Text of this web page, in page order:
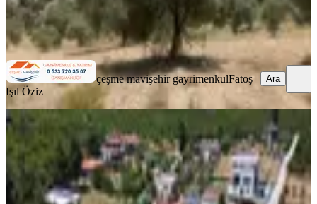
çeşme mavişehir gayrimenkul Fatoş Işıl Öziz
Ara
çeşme mavişehir gayrimenkulFatoş
Işıl Öziz
Ara
%
Turyap'tan Belenbaşı Mah.de
Müstakil Tapu Muazzam Bahçe
Buca, Belenbaşı Mahallesi
690 m²·7.391/m²·25.06.2026